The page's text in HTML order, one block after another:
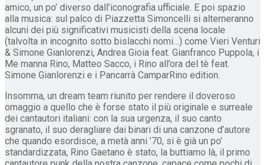
amico, un po’ diverso dall’iconografia ufficiale. E poi spazio
alla musica: sul palco di Piazzetta Simoncelli si alterneranno
alcuni dei più significativi musicisti della scena locale
(talvolta in incognito sotto bislacchi nomi…) come Vieri Venturi
& Simone Gianlorenzi, Andrea Gioia feat. Gianfranco Puppola, i
Me manna Rino, Matteo Sacco, i Rino all’ora del tè feat.
Simone Gianlorenzi e i Pancarrà CamparRino edition.
Insomma, un dream team riunito per rendere il doveroso
omaggio a quello che è forse stato il più originale e surreale
dei cantautori italiani: con la sua urgenza, il suo canto
sgranato, il suo deragliare dai binari di una canzone d’autore
che quando esordisce, a metà anni ’70, si è già un po’
standardizzata, Rino Gaetano è stato, la buttiamo là, il primo